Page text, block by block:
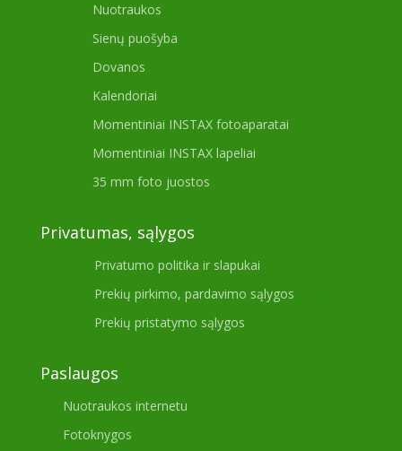
Nuotraukos
Sienų puošyba
Dovanos
Kalendoriai
Momentiniai INSTAX fotoaparatai
Momentiniai INSTAX lapeliai
35 mm foto juostos
Privatumas, sąlygos
Privatumo politika ir slapukai
Prekių pirkimo, pardavimo sąlygos
Prekių pristatymo sąlygos
Paslaugos
Nuotraukos internetu
Fotoknygos